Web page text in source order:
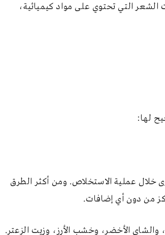
التي تحتوي على مواد كيميائية،
لها:
خلال عملية الاستخلاص. ومن أكثر الطرق
من دون أي إضافات.
والشاي الأخضر، وخشب الأرز، وزيت الزعتر.